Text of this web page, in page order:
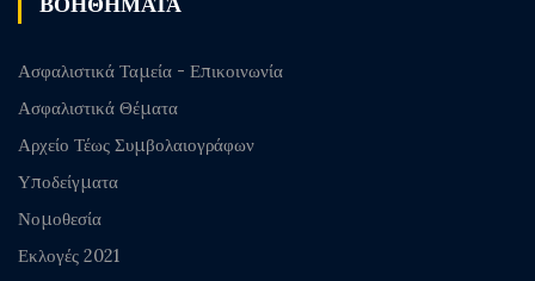
Ασφαλιστικά Ταμεία - Επικοινωνία
Ασφαλιστικά Θέματα
Αρχείο Τέως Συμβολαιογράφων
Υποδείγματα
Νομοθεσία
Εκλογές 2021